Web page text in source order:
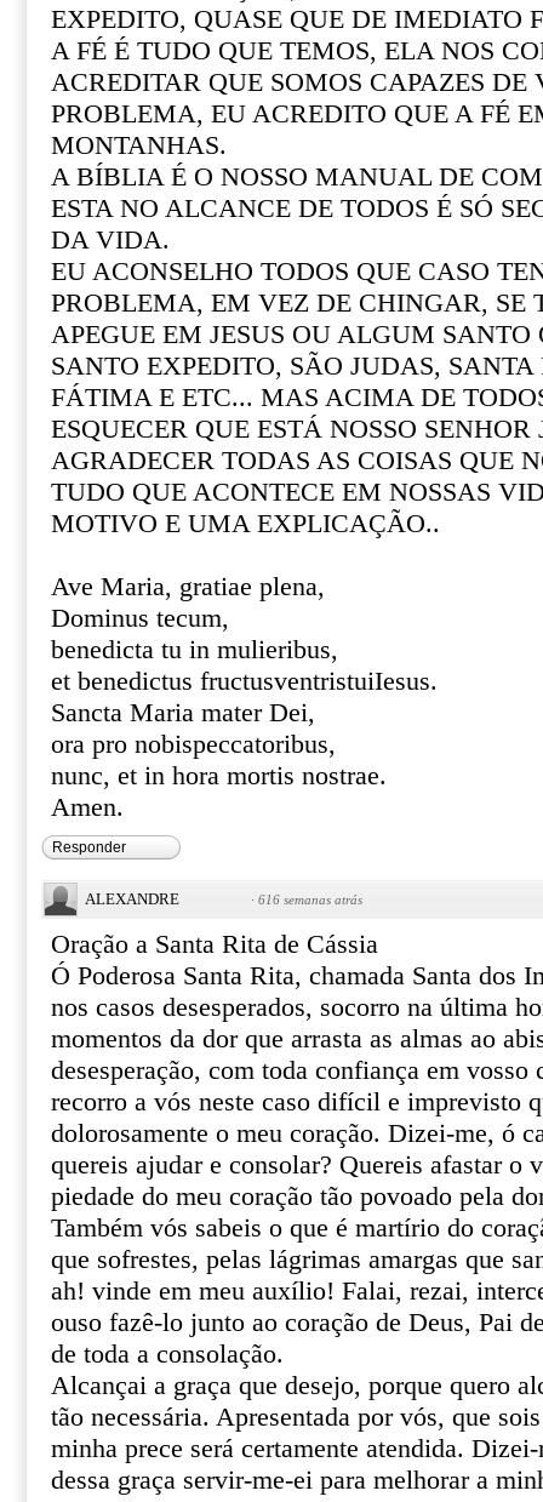
EXPEDITO, QUASE QUE DE IMEDIATO
A FÉ É TUDO QUE TEMOS, ELA NOS
ACREDITAR QUE SOMOS CAPAZES DE
PROBLEMA, EU ACREDITO QUE A FÉ
MONTANHAS.
A BÍBLIA É O NOSSO MANUAL DE
ESTA NO ALCANCE DE TODOS É SÓ
DA VIDA.
EU ACONSELHO TODOS QUE CASO
PROBLEMA, EM VEZ DE CHINGAR, SE
APEGUE EM JESUS OU ALGUM SANTO
SANTO EXPEDITO, SÃO JUDAS, SANTA
FÁTIMA E ETC... MAS ACIMA DE
ESQUECER QUE ESTÁ NOSSO SENHOR
AGRADECER TODAS AS COISAS QUE
TUDO QUE ACONTECE EM NOSSAS
MOTIVO E UMA EXPLICAÇÃO..
Ave Maria, gratiae plena,
Dominus tecum,
benedicta tu in mulieribus,
et benedictus fructusventristuiIesus.
Sancta Maria mater Dei,
ora pro nobispeccatoribus,
nunc, et in hora mortis nostrae.
Amen.
Responder
ALEXANDRE · 616 semanas atrás
Oração a Santa Rita de Cássia
Ó Poderosa Santa Rita, chamada Santa dos
nos casos desesperados, socorro na última
momentos da dor que arrasta as almas ao
desesperação, com toda confiança em vosso
recorro a vós neste caso difícil e imprevisto
dolorosamente o meu coração. Dizei-me, ó
quereis ajudar e consolar? Quereis afastar o
piedade do meu coração tão povoado pela
Também vós sabeis o que é martírio do
que sofrestes, pelas lágrimas amargas que
ah! vinde em meu auxílio! Falai, rezai,
ouso fazê-lo junto ao coração de Deus, Pai
de toda a consolação.
Alcançai a graça que desejo, porque quero
tão necessária. Apresentada por vós, que
minha prece será certamente atendida.
dessa graça servir-me-ei para melhorar a